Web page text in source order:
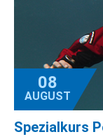
08
AUGUST
Spezialkurs